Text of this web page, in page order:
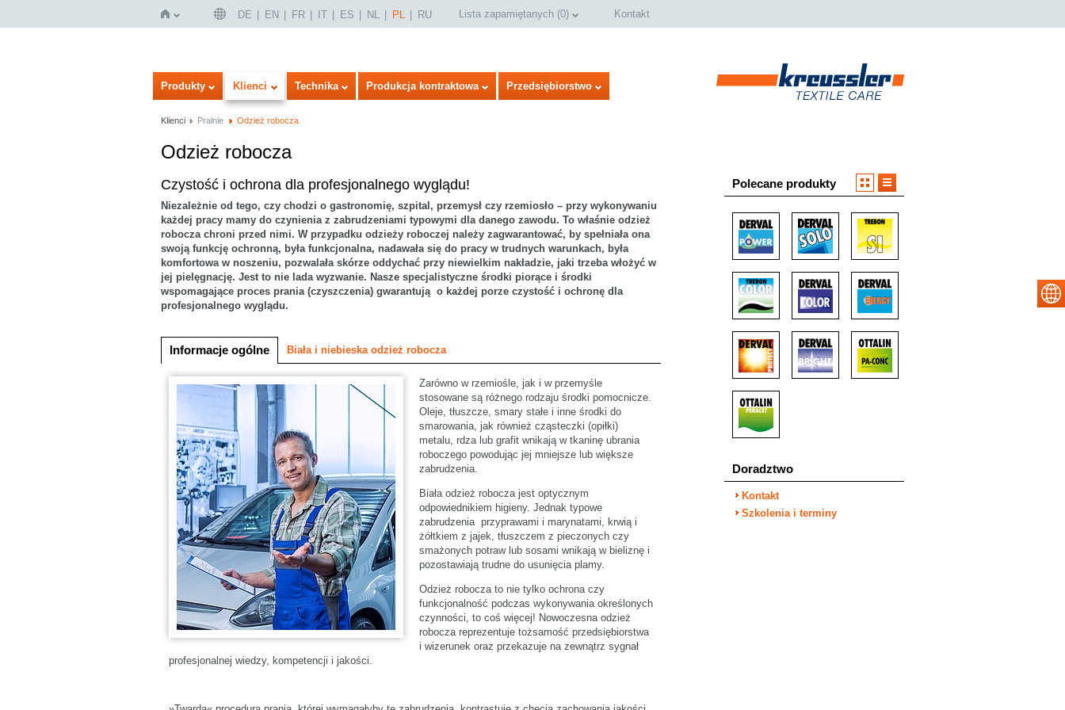
Strona
główna
DE EN FR IT ES NL PL RU Lista zapamiętanych (0) Kontakt
Produkty Klienci Technika Produkcja kontraktowa Przedsiębiorstwo
Klienci Pralnie Odzież robocza
Odzież robocza
Czystość i ochrona dla profesjonalnego wyglądu!
Niezależnie od tego, czy chodzi o gastronomię, szpital, przemysł czy rzemiosło – przy wykonywaniu
każdej pracy mamy do czynienia z zabrudzeniami typowymi dla danego zawodu. To właśnie odzież
robocza chroni przed nimi. W przypadku odzieży roboczej należy zagwarantować, by spełniała ona
swoją funkcję ochronną, była funkcjonalna, nadawała się do pracy w trudnych warunkach, była
komfortowa w noszeniu, pozwalała skórze oddychać przy niewielkim nakładzie, jaki trzeba włożyć w
jej pielęgnację. Jest to nie lada wyzwanie. Nasze specjalistyczne środki piorące i środki
wspomagające proces prania (czyszczenia) gwarantują o każdej porze czystość i ochronę dla
profesjonalnego wyglądu.
Informacje ogólne Biała i niebieska odzież robocza
Zarówno w rzemiośle, jak i w przemyśle
stosowane są różnego rodzaju środki pomocnicze.
Oleje, tłuszcze, smary stałe i inne środki do
smarowania, jak również cząsteczki (opiłki)
metalu, rdza lub grafit wnikają w tkaninę ubrania
roboczego powodując jej mniejsze lub większe
zabrudzenia.
Biała odzież robocza jest optycznym
odpowiednikiem higieny. Jednak typowe
zabrudzenia przyprawami i marynatami, krwią i
żółtkiem z jajek, tłuszczem z pieczonych czy
smażonych potraw lub sosami wnikają w bieliznę i
pozostawiają trudne do usunięcia plamy.
Odzież robocza to nie tylko ochrona czy
funkcjonalność podczas wykonywania określonych
czynności, to coś więcej! Nowoczesna odzież
robocza reprezentuje tożsamość przedsiębiorstwa
i wizerunek oraz przekazuje na zewnątrz sygnał
profesjonalnej wiedzy, kompetencji i jakości.
Polecane produkty
Doradztwo
Kontakt
Szkolenia i terminy